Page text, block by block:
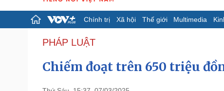
Chính trị Xã hội Thế giới Multimedia
Chính trị
Tổ chức nhân sự
Quốc hội
Dự báo thời tiết
Giáo dục
PHÁP LUẬT
Chiếm đoạt trên 650 triệu